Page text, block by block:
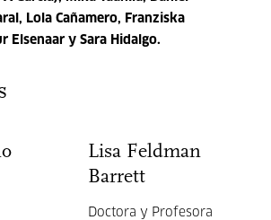
, Lola Cañamero, Franziska
Elsenaar y Sara Hidalgo.
Lisa Feldman
Barrett
Doctora y Profesora